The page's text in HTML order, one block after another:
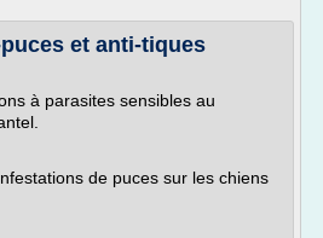
et anti-tiques
à parasites sensibles au
de puces sur les chiens